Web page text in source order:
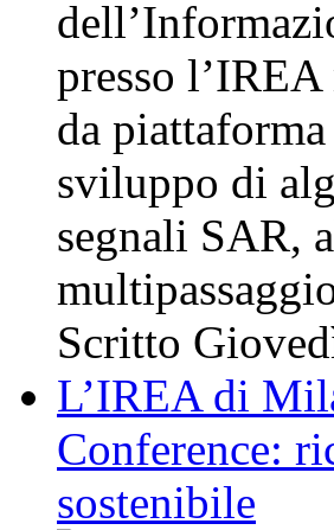
presso
da
sviluppo di
segnali SAR,
Scritto
L’IREA di
Conference:
sostenibile